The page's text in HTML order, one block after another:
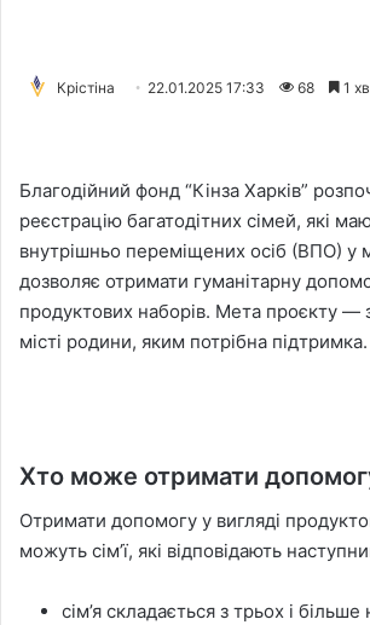
Крістіна 22.01.2025 17:33 68 1
Благодійний фонд “Кінза Харків”
реєстрацію багатодітних сімей, які
внутрішньо переміщених осіб (ВПО) у
дозволяє отримати гуманітарну
продуктових наборів. Мета проєкту —
місті родини, яким потрібна підтримка.
Хто може отримати
Отримати допомогу у вигляді
можуть сім’ї, які відповідають
cім’я складається з трьох і більше